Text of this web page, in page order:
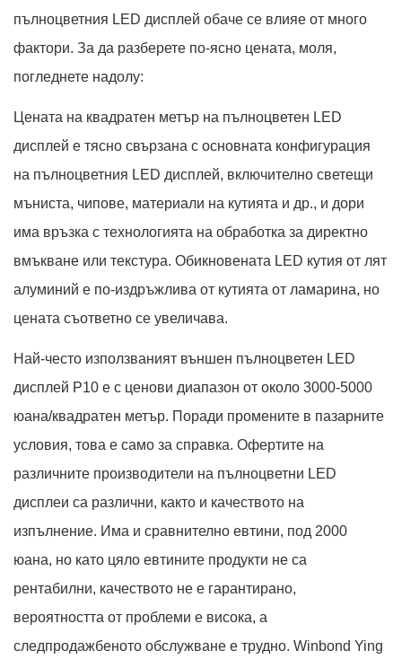
пълноцветния LED дисплей обаче се влияе от много
фактори. За да разберете по-ясно цената, моля,
погледнете надолу:
Цената на квадратен метър на пълноцветен LED
дисплей е тясно свързана с основната конфигурация
на пълноцветния LED дисплей, включително светещи
мъниста, чипове, материали на кутията и др., и дори
има връзка с технологията на обработка за директно
вмъкване или текстура. Обикновената LED кутия от лят
алуминий е по-издръжлива от кутията от ламарина, но
цената съответно се увеличава.
Най-често използваният външен пълноцветен LED
дисплей P10 е с ценови диапазон от около 3000-5000
юана/квадратен метър. Поради промените в пазарните
условия, това е само за справка. Офертите на
различните производители на пълноцветни LED
дисплеи са различни, както и качеството на
изпълнение. Има и сравнително евтини, под 2000
юана, но като цяло евтините продукти не са
рентабилни, качеството не е гарантирано,
вероятността от проблеми е висока, а
следпродажбеното обслужване е трудно. Winbond Ying